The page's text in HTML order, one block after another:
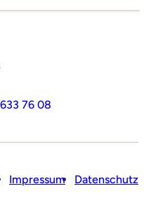
76 08
Impressum
Datenschutz